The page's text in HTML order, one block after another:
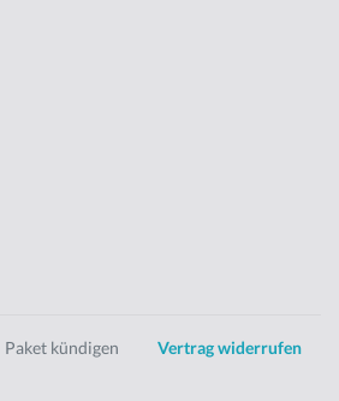
Paket kündigen Vertrag widerrufen